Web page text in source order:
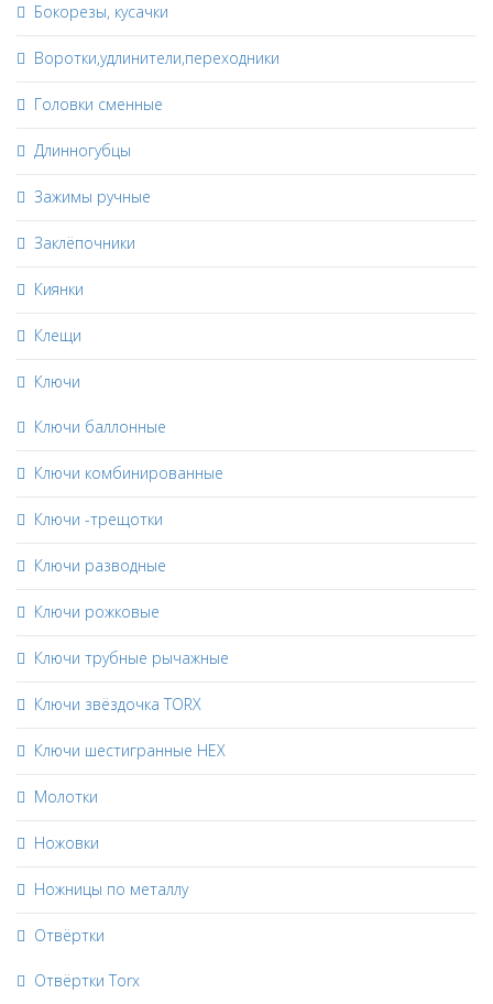
Бокорезы, кусачки
Воротки,удлинители,переходники
Головки сменные
Длинногубцы
Зажимы ручные
Заклёпочники
Киянки
Клещи
Ключи
Ключи баллонные
Ключи комбинированные
Ключи -трещотки
Ключи разводные
Ключи рожковые
Ключи трубные рычажные
Ключи звёздочка TORX
Ключи шестигранные HEX
Молотки
Ножовки
Ножницы по металлу
Отвёртки
Отвёртки Torx